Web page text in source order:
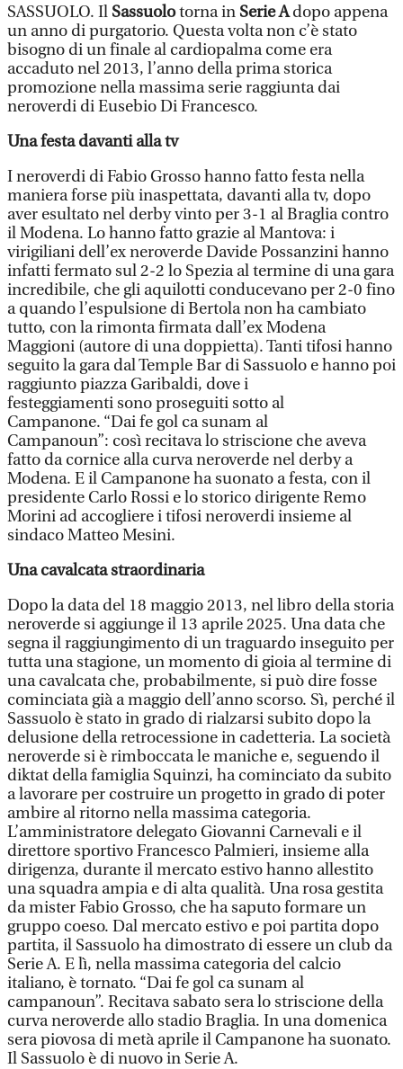
SASSUOLO. Il Sassuolotorna in Serie Adopo appena
un anno di purgatorio. Questa volta non c’è stato
bisogno di un finale al cardiopalma come era
accaduto nel 2013, l’anno della prima storica
promozione nella massima serie raggiunta dai
neroverdi di Eusebio Di Francesco.
Una festa davanti alla tv
I neroverdi di Fabio Grosso hanno fatto festa nella
maniera forse più inaspettata, davanti alla tv, dopo
aver esultato nel derby vinto per 3-1 al Braglia contro
il Modena. Lo hanno fatto grazie al Mantova: i
virigiliani dell’ex neroverde Davide Possanzini hanno
infatti fermato sul 2-2 lo Spezia al termine di una gara
incredibile, che gli aquilotti conducevano per 2-0 fino
a quando l’espulsione di Bertola non ha cambiato
tutto, con la rimonta firmata dall’ex Modena
Maggioni (autore di una doppietta). Tanti tifosi hanno
seguito la gara dal Temple Bar di Sassuolo e hanno poi
raggiunto piazza Garibaldi, dove i
festeggiamenti sono proseguiti sotto al
Campanone. “Dai fe gol ca sunam al
Campanoun”: così recitava lo striscione che aveva
fatto da cornice alla curva neroverde nel derby a
Modena. E il Campanone ha suonato a festa, con il
presidente Carlo Rossi e lo storico dirigente Remo
Morini ad accogliere i tifosi neroverdi insieme al
sindaco Matteo Mesini.
Una cavalcata straordinaria
Dopo la data del 18 maggio 2013, nel libro della storia
neroverde si aggiunge il 13 aprile 2025. Una data che
segna il raggiungimento di un traguardo inseguito per
tutta una stagione, un momento di gioia al termine di
una cavalcata che, probabilmente, si può dire fosse
cominciata già a maggio dell’anno scorso. Sì, perché il
Sassuolo è stato in grado di rialzarsi subito dopo la
delusione della retrocessione in cadetteria. La società
neroverde si è rimboccata le maniche e, seguendo il
diktat della famiglia Squinzi, ha cominciato da subito
a lavorare per costruire un progetto in grado di poter
ambire al ritorno nella massima categoria.
L’amministratore delegato Giovanni Carnevali e il
direttore sportivo Francesco Palmieri, insieme alla
dirigenza, durante il mercato estivo hanno allestito
una squadra ampia e di alta qualità. Una rosa gestita
da mister Fabio Grosso, che ha saputo formare un
gruppo coeso. Dal mercato estivo e poi partita dopo
partita, il Sassuolo ha dimostrato di essere un club da
Serie A. E lì, nella massima categoria del calcio
italiano, è tornato. “Dai fe gol ca sunam al
campanoun”. Recitava sabato sera lo striscione della
curva neroverde allo stadio Braglia. In una domenica
sera piovosa di metà aprile il Campanone ha suonato.
Il Sassuolo è di nuovo in Serie A.